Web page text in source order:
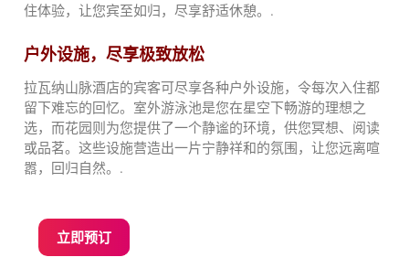
住体验，让您宾至如归，尽享舒适休憩。.
户外设施，尽享极致放松
拉瓦纳山脉酒店的宾客可尽享各种户外设施，令每次入住都
留下难忘的回忆。室外游泳池是您在星空下畅游的理想之
选，而花园则为您提供了一个静谧的环境，供您冥想、阅读
或品茗。这些设施营造出一片宁静祥和的氛围，让您远离喧
嚣，回归自然。.
立即预订